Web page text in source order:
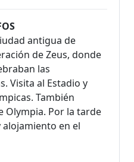
antigua de
de Zeus, donde
las
Visita al Estadio y
También
Olympia. Por la tarde
alojamiento en el